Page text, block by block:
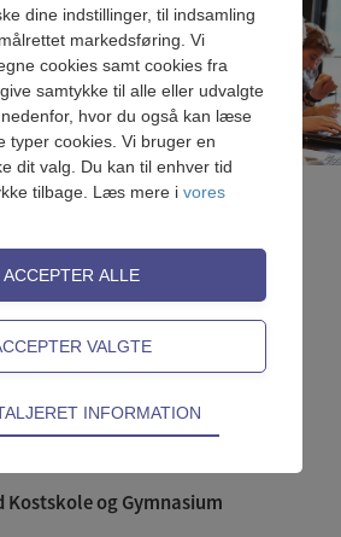
Kostskole og Gymnasium
dine indstillinger, til indsamling
markedsføring. Vi
cookies samt cookies fra
samtykke til alle eller udvalgte
hvor du også kan læse
typer cookies. Vi bruger en
dit valg. Du kan til enhver tid
tilbage. Læs mere i vores
er nødvendige for hjemmesidens
INFORMATION